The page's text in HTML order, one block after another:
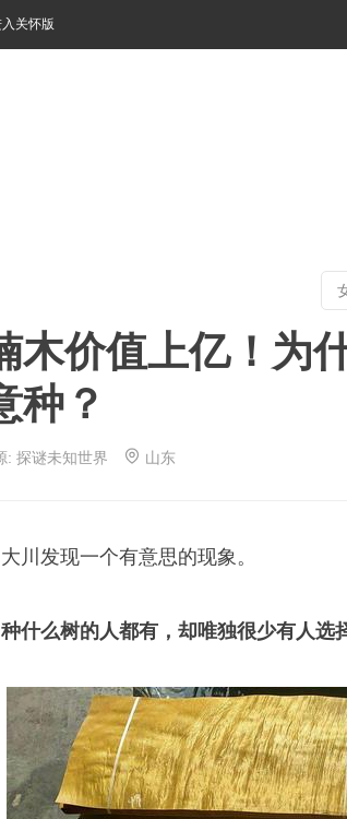
关怀版
木价值上亿！为
种？
: 探谜未知世界 山东
大川发现一个有意思的现象。
种什么树的人都有，却唯独很少有人选